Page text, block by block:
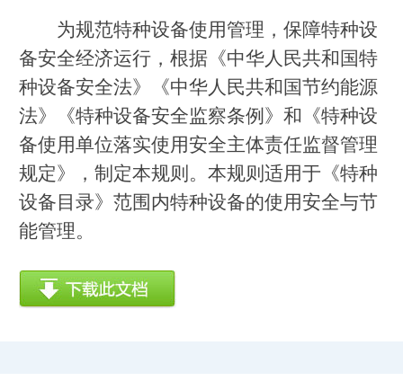
为规范特种设备使用管理，保障特种设
备安全经济运行，根据《中华人民共和国特
种设备安全法》《中华人民共和国节约能源
法》《特种设备安全监察条例》和《特种设
备使用单位落实使用安全主体责任监督管理
规定》，制定本规则。本规则适用于《特种
设备目录》范围内特种设备的使用安全与节
能管理。